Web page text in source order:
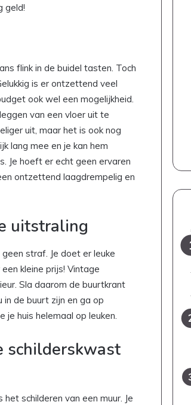
geld!
flink in de buidel tasten. Toch
is er ontzettend veel
ook wel een mogelijkheid.
van een vloer uit te
uit, maar het is ook nog
lang mee en je kan hem
Je hoeft er echt geen ervaren
ontzettend laagdrempelig en
uitstraling
straf. Je doet er leuke
kleine prijs! Vintage
Sla daarom de buurtkrant
in de buurt zijn en ga op
huis helemaal op leuken.
schilderskwast
schilderen van een muur. Je